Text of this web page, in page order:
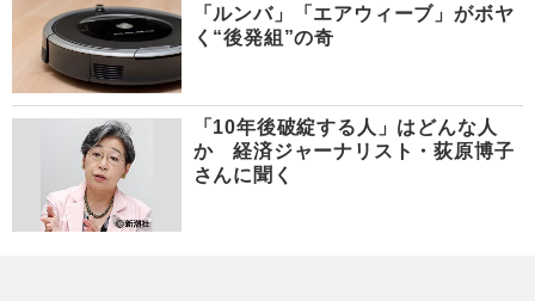
「ルンバ」「エアウィーブ」がボヤ
く“後発組”の奇
「10年後破綻する人」はどんな人
か 経済ジャーナリスト・荻原博子
さんに聞く